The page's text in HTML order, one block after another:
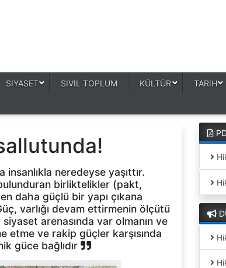
SIYASET SIVIL TOPLUM KÜLTÜR TARIH
neredeyse yaşıttır.
birliktelikler (pakt,
daha güçlü bir yapı çıkana
varlığı devam ettirmenin ölçütü
arenasında var olmanın ve
etme ve rakip güçler karşısında
güce bağlıdır